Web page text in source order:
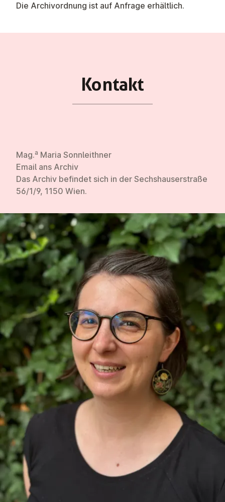
Die Archivordnung ist auf Anfrage erhältlich.
Kontakt
Mag.a Maria Sonnleithner
Email ans Archiv
Das Archiv befindet sich in der Sechshauserstraße
56/1/9, 1150 Wien.